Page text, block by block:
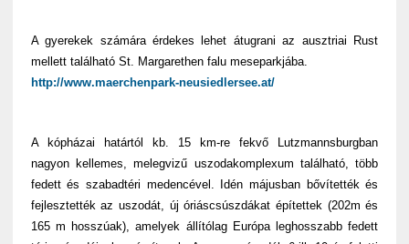
A gyerekek számára érdekes lehet átugrani az ausztriai Rust
mellett található St. Margarethen falu meseparkjába.
http://www.maerchenpark-neusiedlersee.at/
A kópházai határtól kb. 15 km-re fekvő Lutzmannsburgban
nagyon kellemes, melegvizű uszodakomplexum található, több
fedett és szabadtéri medencével. Idén májusban bővítették és
fejlesztették az uszodát, új óriáscsúszdákat építettek (202m és
165 m hosszúak), amelyek állítólag Európa leghosszabb fedett